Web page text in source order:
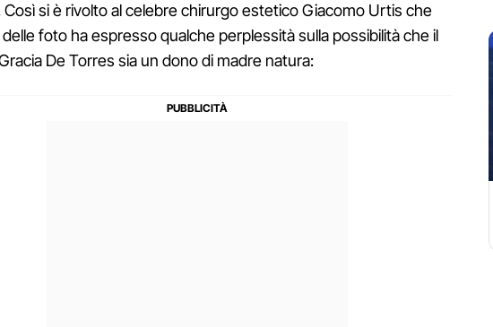
si è rivolto al celebre chirurgo estetico Giacomo Urtis che
delle foto ha espresso qualche perplessità sulla possibilità che il
De Torres sia un dono di madre natura: